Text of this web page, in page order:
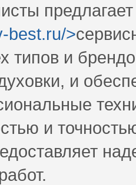
best.ru/>
типов и
и
и